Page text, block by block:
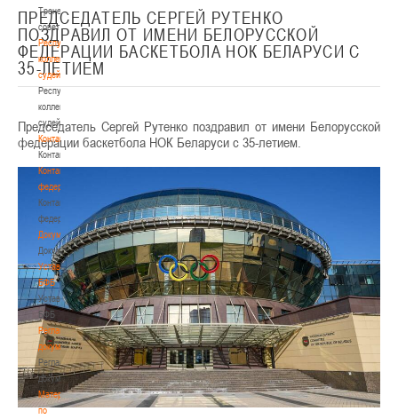
Тренерский
совет
Республиканская
коллегия
судей
Республиканская
коллегия
судей
Контакты
Контакты
Контакты
федерации
Контакты
федерации
Документы
Документы
Устав
БФБ
Устав
БФБ
Регламентирующие
документы
Регламентирующие
документы
Материалы
по
ПРЕДСЕДАТЕЛЬ СЕРГЕЙ РУТЕНКО
ПОЗДРАВИЛ ОТ ИМЕНИ БЕЛОРУССКОЙ
ФЕДЕРАЦИИ БАСКЕТБОЛА НОК БЕЛАРУСИ С
35-ЛЕТИЕМ
Председатель Сергей Рутенко поздравил от имени Белорусской
федерации баскетбола НОК Беларуси с 35-летием.